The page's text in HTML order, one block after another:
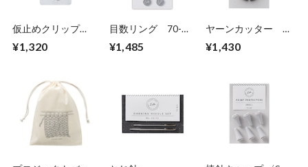
仮止めクリップ
459
¥1,320
目数リング 70-
¥1,485
ヤーンカッター
¥1,430